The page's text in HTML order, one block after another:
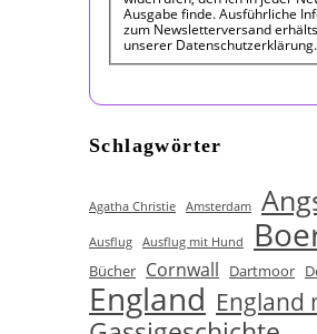
Ausgabe finde. Ausführliche
zum Newsletterversand
unserer Datenschutzerklärung.
Schlagwörter
Agatha Christie Amsterdam
Ausflug Ausflug mit Hund
Bücher Cornwall Dartmoor
England England